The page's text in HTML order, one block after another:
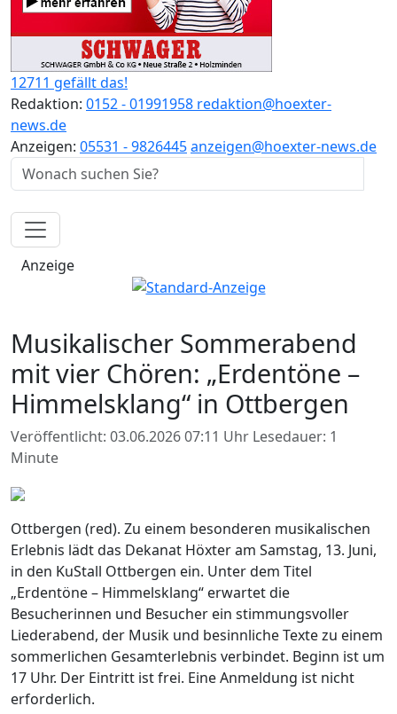
12711 gefällt das!
Redaktion: 0152 - 01991958 redaktion@hoexter-
news.de
Anzeigen: 05531 - 9826445anzeigen@hoexter-news.de
Anzeige
Musikalischer Sommerabend
mit vier Chören: „Erdentöne –
Himmelsklang“ in Ottbergen
Veröffentlicht: 03.06.2026 07:11 Uhr Lesedauer: 1
Minute
Ottbergen (red). Zu einem besonderen musikalischen
Erlebnis lädt das Dekanat Höxter am Samstag, 13. Juni,
in den KuStall Ottbergen ein. Unter dem Titel
„Erdentöne – Himmelsklang“ erwartet die
Besucherinnen und Besucher ein stimmungsvoller
Liederabend, der Musik und besinnliche Texte zu einem
sommerlichen Gesamterlebnis verbindet. Beginn ist um
17 Uhr. Der Eintritt ist frei. Eine Anmeldung ist nicht
erforderlich.